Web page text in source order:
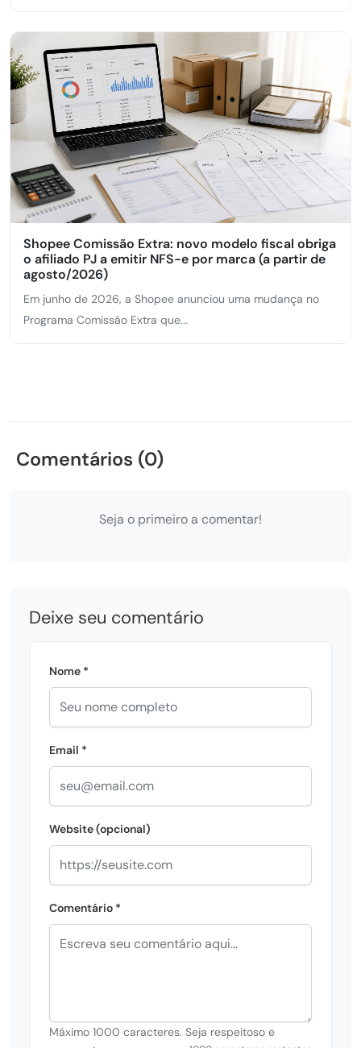
Shopee Comissão Extra: novo modelo fiscal obriga
o afiliado PJ a emitir NFS-e por marca (a partir de
agosto/2026)
Em junho de 2026, a Shopee anunciou uma mudança no
Programa Comissão Extra que...
Comentários (0)
Seja o primeiro a comentar!
Deixe seu comentário
Nome *
Email *
Website (opcional)
Comentário *
Máximo 1000 caracteres. Seja respeitoso e